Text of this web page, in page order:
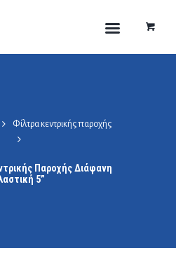
Φίλτρα κεντρικής παροχής
Παροχής Διάφανη
5”